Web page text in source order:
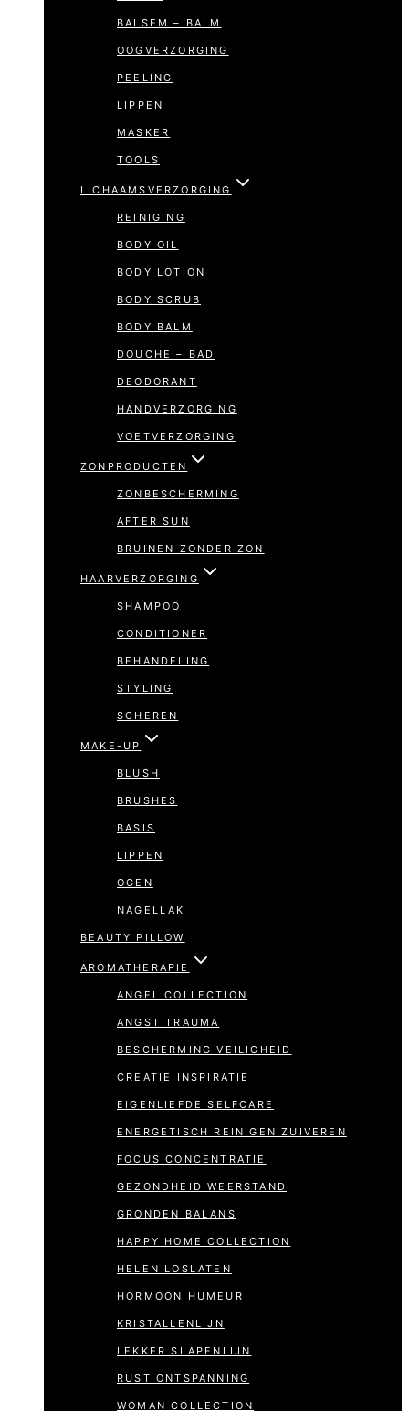
BALSEM – BALM
OOGVERZORGING
PEELING
LIPPEN
MASKER
TOOLS
LICHAAMSVERZORGING
REINIGING
BODY OIL
BODY LOTION
BODY SCRUB
BODY BALM
DOUCHE – BAD
DEODORANT
HANDVERZORGING
VOETVERZORGING
ZONPRODUCTEN
ZONBESCHERMING
AFTER SUN
BRUINEN ZONDER ZON
HAARVERZORGING
SHAMPOO
CONDITIONER
BEHANDELING
STYLING
SCHEREN
MAKE-UP
BLUSH
BRUSHES
BASIS
LIPPEN
OGEN
NAGELLAK
BEAUTY PILLOW
AROMATHERAPIE
ANGEL COLLECTION
ANGST TRAUMA
BESCHERMING VEILIGHEID
CREATIE INSPIRATIE
EIGENLIEFDE SELFCARE
ENERGETISCH REINIGEN ZUIVEREN
FOCUS CONCENTRATIE
GEZONDHEID WEERSTAND
GRONDEN BALANS
HAPPY HOME COLLECTION
HELEN LOSLATEN
HORMOON HUMEUR
KRISTALLENLIJN
LEKKER SLAPENLIJN
RUST ONTSPANNING
WOMAN COLLECTION